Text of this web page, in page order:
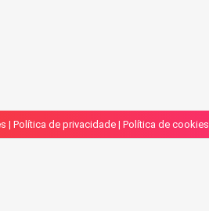
| Política de privacidade | Política de cookies